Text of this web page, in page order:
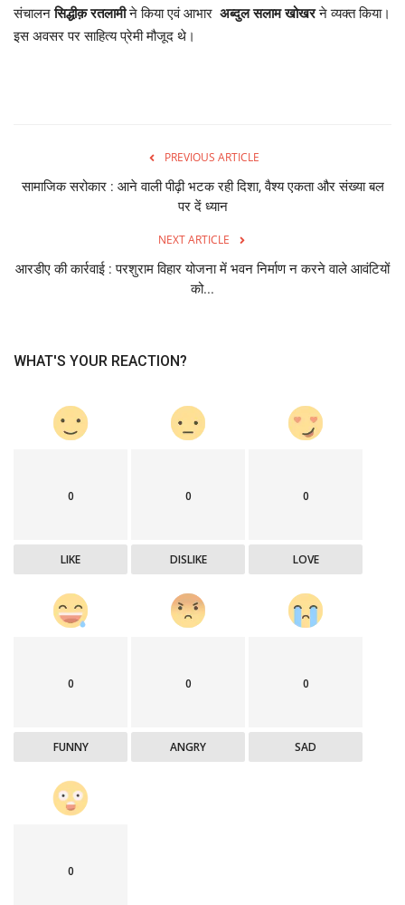
संचालनसिद्धीक़ रतलामीने किया एवं आभार अब्दुल सलाम खोखरने व्यक्त किया।
इस अवसर पर साहित्य प्रेमी मौजूद थे।
PREVIOUS ARTICLE
सामाजिक सरोकार : आने वाली पीढ़ी भटक रही दिशा, वैश्य एकता और संख्या बल
पर दें ध्यान
NEXT ARTICLE
आरडीए की कार्रवाई : परशुराम विहार योजना में भवन निर्माण न करने वाले आवंटियों
को...
WHAT'S YOUR REACTION?
0
LIKE
0
DISLIKE
0
LOVE
0
FUNNY
0
ANGRY
0
SAD
0